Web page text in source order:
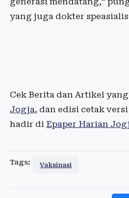
yang juga dokter
Cek Berita dan Artikel
Jogja, dan edisi cetak
hadir di Epaper Harian
Tags: Vaksinasi